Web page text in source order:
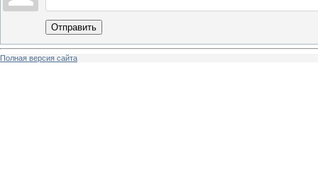
Отправить
Полная версия сайта